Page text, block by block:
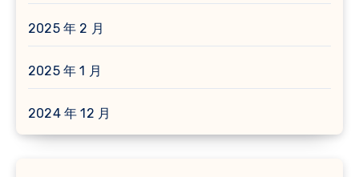
2025 年 2 月
2025 年 1 月
2024 年 12 月